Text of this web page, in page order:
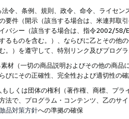
令、条例、規則、政令、命令、ライセ
要件（開示（該当する場合は、米連邦取
バシー（該当する場合は、指令2002/58/
るものを含む。）、ならびに乙とその他
。）を遵守して、特別リンク及びプログ
材（一切の商品説明およびその他の商
びにその正確性、完全性および適切性の
しくは団体の権利（著作権、商標、プ
法で、プログラム・コンテンツ、乙のサ
品対策方針への準拠の確保